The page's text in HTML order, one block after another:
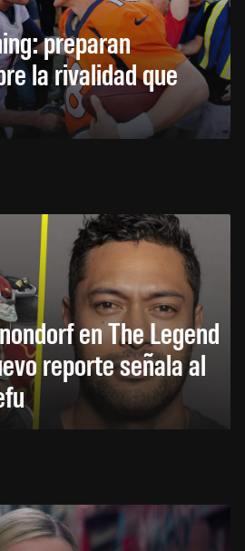
preparan
la rivalidad que
en The Legend
reporte señala al